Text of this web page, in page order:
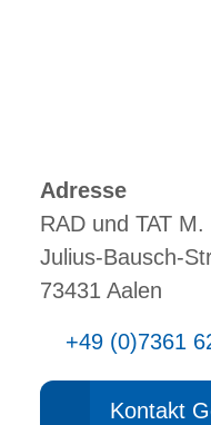
Adresse
RAD und TAT
Julius-Bausch-
73431 Aalen
+49 (0)7361
Kontakt